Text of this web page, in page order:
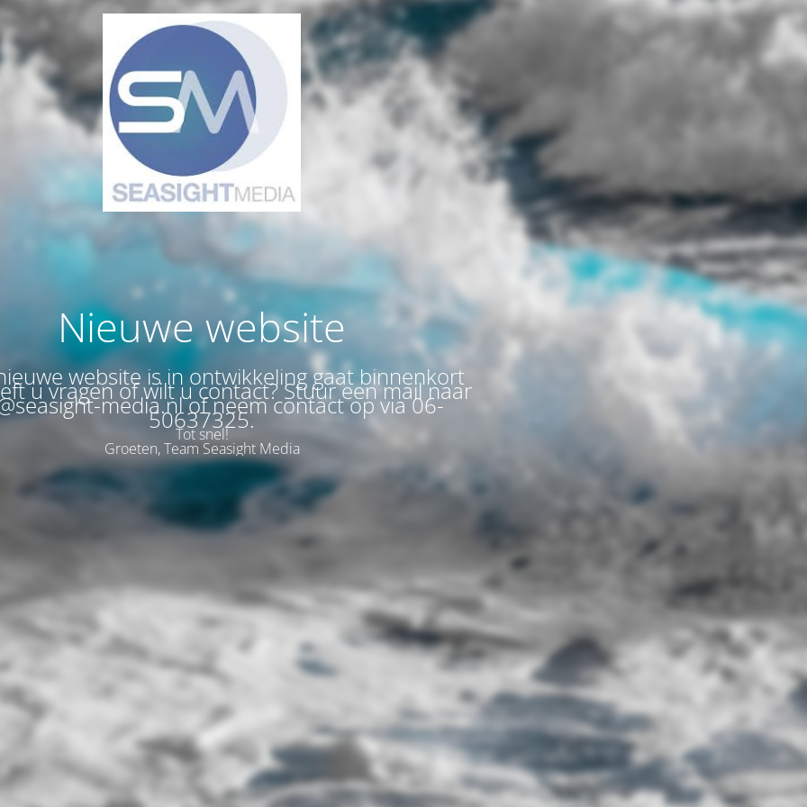
Nieuwe website
website is in ontwikkeling gaat binnenkort
u vragen of wilt u contact? Stuur een mail naar
media.nl of neem contact op via 06-
50637325.
Tot snel!
Groeten, Team Seasight Media